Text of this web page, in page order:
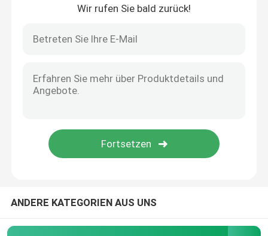
Wir rufen Sie bald zurück!
ANDERE KATEGORIEN AUS UNS